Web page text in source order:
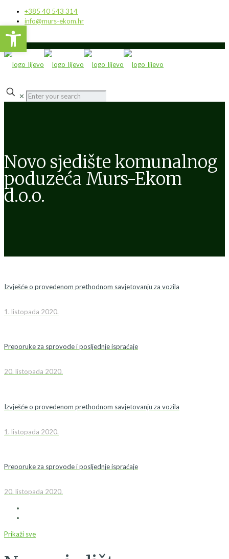
+385 40 543 314
info@murs-ekom.hr
✕
Novo sjedište komunalnog
poduzeća Murs-Ekom
d.o.o.
Izvješće o provedenom prethodnom savjetovanju za vozila
1. listopada 2020.
Preporuke za sprovode i posljednje ispraćaje
20. listopada 2020.
Izvješće o provedenom prethodnom savjetovanju za vozila
1. listopada 2020.
Preporuke za sprovode i posljednje ispraćaje
20. listopada 2020.
Prikaži sve
Open toolbar